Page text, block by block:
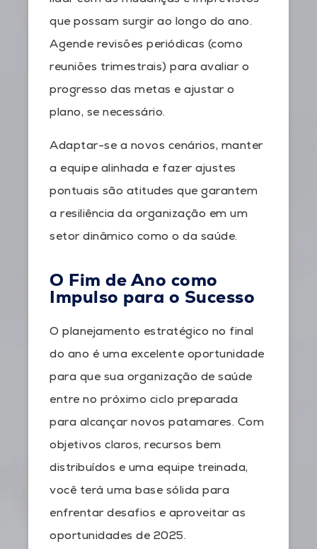
que possam surgir ao longo do ano.
Agende revisões periódicas (como
reuniões trimestrais) para avaliar o
progresso das metas e ajustar o
plano, se necessário.
Adaptar-se a novos cenários, manter
a equipe alinhada e fazer ajustes
pontuais são atitudes que garantem
a resiliência da organização em um
setor dinâmico como o da saúde.
O Fim de Ano como
Impulso para o Sucesso
O planejamento estratégico no final
do ano é uma excelente oportunidade
para que sua organização de saúde
entre no próximo ciclo preparada
para alcançar novos patamares. Com
objetivos claros, recursos bem
distribuídos e uma equipe treinada,
você terá uma base sólida para
enfrentar desafios e aproveitar as
oportunidades de 2025.